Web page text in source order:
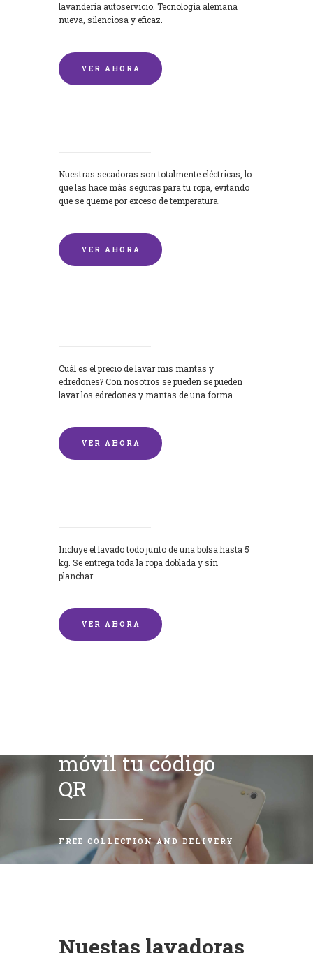
lavandería autoservicio. Tecnología alemana
nueva, silenciosa y eficaz.
VER AHORA
Nuestras secadoras son totalmente eléctricas, lo
que las hace más seguras para tu ropa, evitando
que se queme por exceso de temperatura.
VER AHORA
Cuál es el precio de lavar mis mantas y
edredones? Con nosotros se pueden se pueden
lavar los edredones y mantas de una forma
VER AHORA
Incluye el lavado todo junto de una bolsa hasta 5
kg. Se entrega toda la ropa doblada y sin
planchar.
VER AHORA
móvil tu código
QR
FREE COLLECTION AND DELIVERY
Nuestas lavadoras